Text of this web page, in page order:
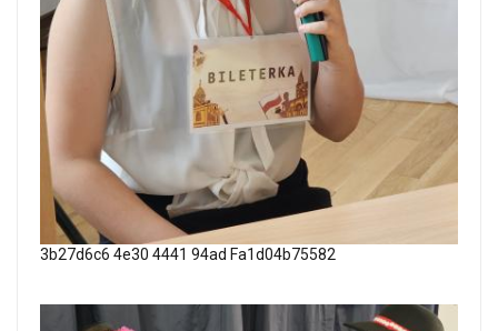
3b27d6c6 4e30 4441 94ad Fa1d04b75582